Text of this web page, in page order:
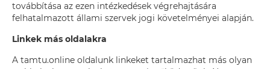
továbbítása az ezen intézkedések végrehajtására
felhatalmazott állami szervek jogi követelményei alapján.
Linkek más oldalakra
A tamtu.online oldalunk linkeket tartalmazhat más olyan